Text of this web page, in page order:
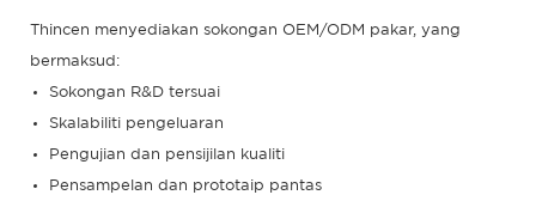
Thincen menyediakan sokongan OEM/ODM pakar, yang
bermaksud:
Sokongan R&D tersuai
Skalabiliti pengeluaran
Pengujian dan pensijilan kualiti
Pensampelan dan prototaip pantas